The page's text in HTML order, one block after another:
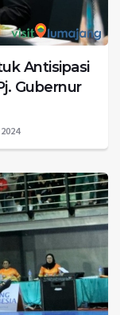
Antisipasi
Gubernur